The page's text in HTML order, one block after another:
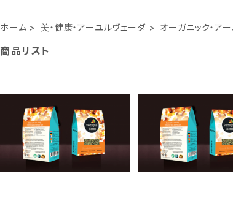
ホーム 美・健康・アーユルヴェーダ オーガニック・ア
商品リスト